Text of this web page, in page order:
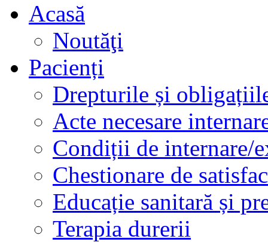
Acasă
Noutăţi
Pacienți
Drepturile și
Acte necesare
Condiții de internare/
Chestionare de
Educație sanitară și
Terapia durerii